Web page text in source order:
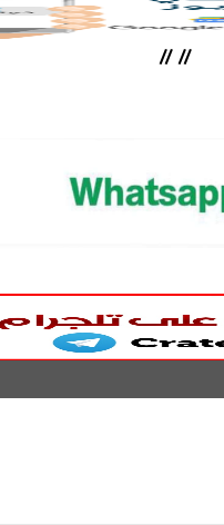
//
//